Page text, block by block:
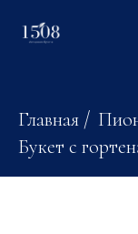
Главная /
Букет с